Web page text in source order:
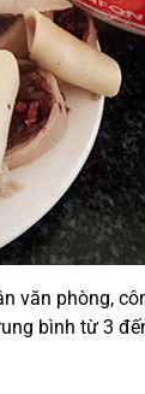
văn phòng,
bình từ 3